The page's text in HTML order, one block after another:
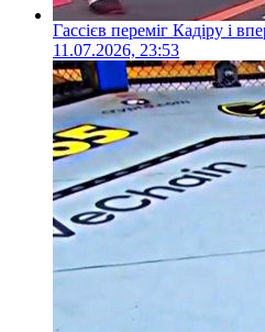
Гассієв переміг Кадіру і
11.07.2026, 23:53